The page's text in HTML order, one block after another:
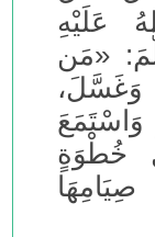
عَلَيْهِ
«مَن
وَغَسَّلَ،
خُطْوَةٍ